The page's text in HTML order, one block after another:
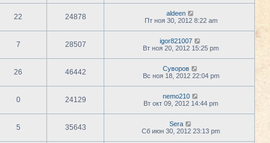
22 24878
aldeen
Пт ноя 30, 2012 8:22 am
7 28507
igor821007
Вт ноя 20, 2012 15:25 pm
26 46442
Суворов
Вс ноя 18, 2012 22:04 pm
0 24129
nemo210
Вт окт 09, 2012 14:44 pm
5 35643
Sera
Сб июн 30, 2012 23:13 pm